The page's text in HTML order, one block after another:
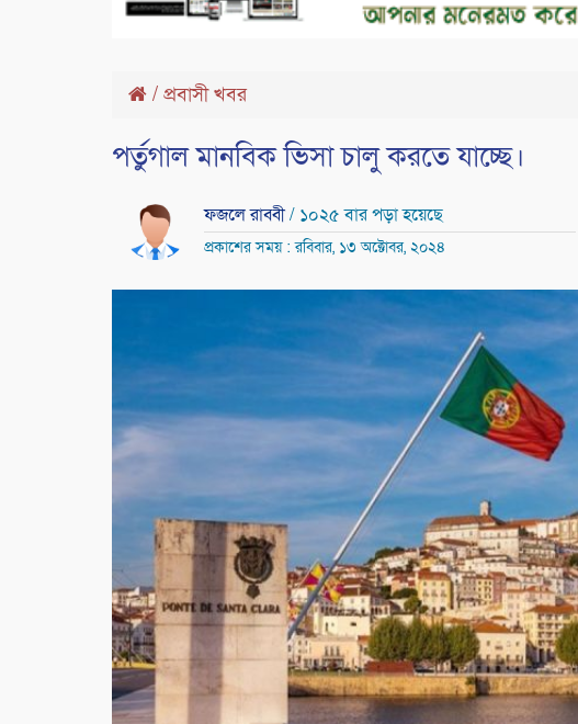
/ প্রবাসী খবর
পর্তুগাল মানবিক ভিসা চালু করতে যাচ্ছে।
ফজলে রাব্বী/ ১০২৫ বার পড়া হয়েছে
প্রকাশের সময় : রবিবার, ১৩ অক্টোবর, ২০২৪